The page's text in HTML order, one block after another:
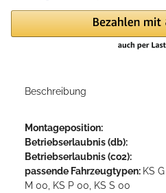
Beschreibung
Montageposition:
Betriebserlaubnis (db):
Betriebserlaubnis (co2):
passende Fahrzeugtypen: KS
M 00, KS P 00, KS S 00